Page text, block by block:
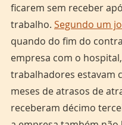
ficarem sem receber
trabalho. Segundo um
quando do fim do
empresa com o
trabalhadores estavam
meses de atrasos de
receberam décimo